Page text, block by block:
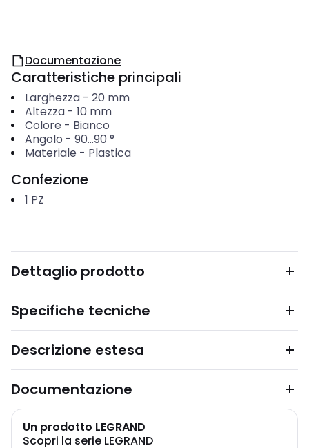
Documentazione
Caratteristiche principali
Larghezza- 20 mm
Altezza- 10 mm
Colore - Bianco
Angolo - 90...90 °
Materiale - Plastica
Confezione
1 PZ
Dettaglio prodotto
Specifiche tecniche
Descrizione estesa
Documentazione
Un prodotto LEGRAND
Scopri la serie LEGRAND